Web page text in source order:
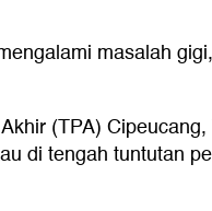
masalah
(TPA)
di tengah tuntutan